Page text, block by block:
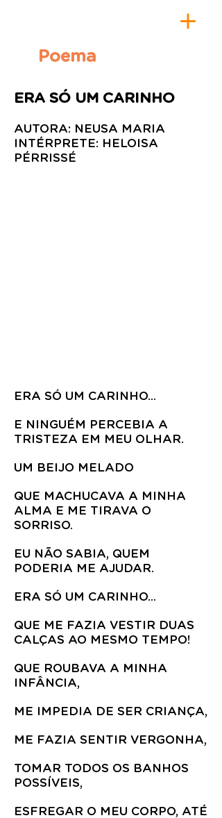
Poema
ERA SÓ UM CARINHO
AUTORA: NEUSA MARIA
INTÉRPRETE: HELOISA
PÉRRISSÉ
ERA SÓ UM CARINHO...
E NINGUÉM PERCEBIA A
TRISTEZA EM MEU OLHAR.
UM BEIJO MELADO
QUE MACHUCAVA A MINHA
ALMA E ME TIRAVA O
SORRISO.
EU NÃO SABIA, QUEM
PODERIA ME AJUDAR.
ERA SÓ UM CARINHO...
QUE ME FAZIA VESTIR DUAS
CALÇAS AO MESMO TEMPO!
QUE ROUBAVA A MINHA
INFÂNCIA,
ME IMPEDIA DE SER CRIANÇA,
ME FAZIA SENTIR VERGONHA,
TOMAR TODOS OS BANHOS
POSSÍVEIS,
ESFREGAR O MEU CORPO, ATÉ